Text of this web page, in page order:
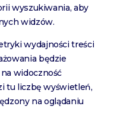
wyszukiwania, aby
widzów.
wydajności treści
będzie
widoczność
tu liczbę wyświetleń,
na oglądaniu